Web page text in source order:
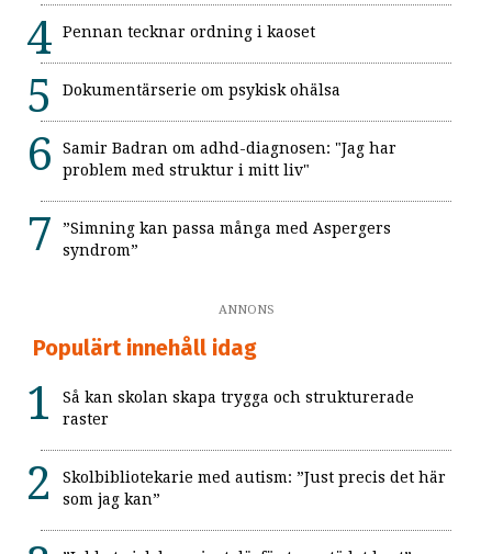
Pennan tecknar ordning i kaoset
Dokumentärserie om psykisk ohälsa
Samir Badran om adhd-diagnosen: "Jag har
problem med struktur i mitt liv"
”Simning kan passa många med Aspergers
syndrom”
ANNONS
Populärt innehåll idag
Så kan skolan skapa trygga och strukturerade
raster
Skolbibliotekarie med autism: ”Just precis det här
som jag kan”